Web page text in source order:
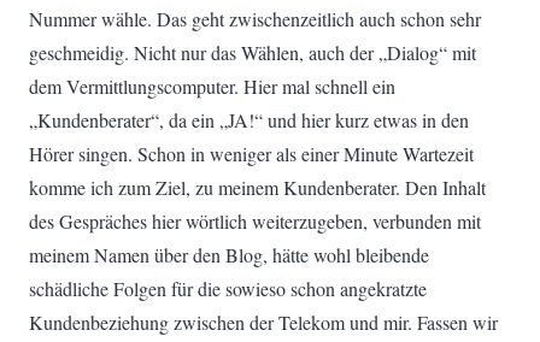
Nummer wähle. Das geht zwischenzeitlich auch schon sehr
geschmeidig. Nicht nur das Wählen, auch der „Dialog“ mit
dem Vermittlungscomputer. Hier mal schnell ein
„Kundenberater“, da ein „JA!“ und hier kurz etwas in den
Hörer singen. Schon in weniger als einer Minute Wartezeit
komme ich zum Ziel, zu meinem Kundenberater. Den Inhalt
des Gespräches hier wörtlich weiterzugeben, verbunden mit
meinem Namen über den Blog, hätte wohl bleibende
schädliche Folgen für die sowieso schon angekratzte
Kundenbeziehung zwischen der Telekom und mir. Fassen wir